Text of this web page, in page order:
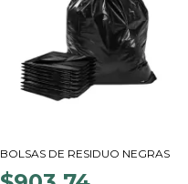
BOLSAS DE RESIDUO NEGRAS